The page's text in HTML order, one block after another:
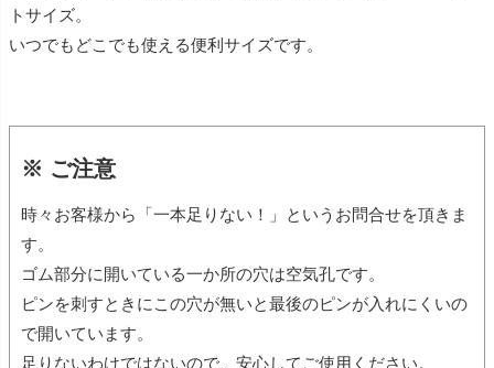
トサイズ。
いつでもどこでも使える便利サイズです。
※ ご注意
時々お客様から「一本足りない！」というお問合せを頂きま
す。
ゴム部分に開いている一か所の穴は空気孔です。
ピンを刺すときにこの穴が無いと最後のピンが入れにくいの
で開いています。
足りないわけではないので、安心してご使用ください。